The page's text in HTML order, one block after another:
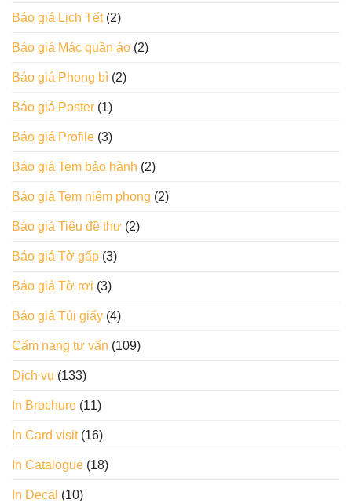
Báo giá Lịch Tết(2)
Báo giá Mác quần áo (2)
Báo giá Phong bì (2)
Báo giá Poster (1)
Báo giá Profile (3)
Báo giá Tem bảo hành (2)
Báo giá Tem niêm phong (2)
Báo giá Tiêu đề thư (2)
Báo giá Tờ gấp (3)
Báo giá Tờ rơi (3)
Báo giá Túi giấy (4)
Cẩm nang tư vấn (109)
Dịch vụ (133)
In Brochure (11)
In Card visit(16)
In Catalogue (18)
In Decal (10)